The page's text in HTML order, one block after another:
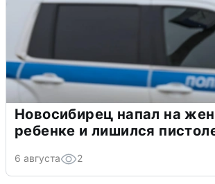
Новосибирец напал на
ребенке и лишился
6 августа 2